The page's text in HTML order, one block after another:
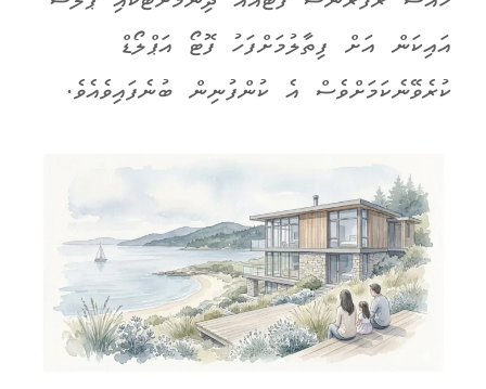
އައިކަން އަށް ފިތާލުމަށްފަހު ފޮޓޯ އަޕްލޯޑް
ކުރެވޭނެކަމަށްވެސް އެ ކުންފުނިން ބުނެފައިވެއެވެ.